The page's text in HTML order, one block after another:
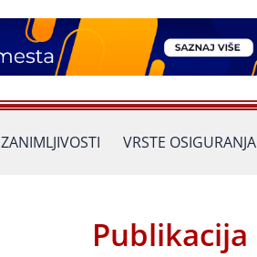
ZANIMLJIVOSTI VRSTE OSIGURANJA
Publikacija